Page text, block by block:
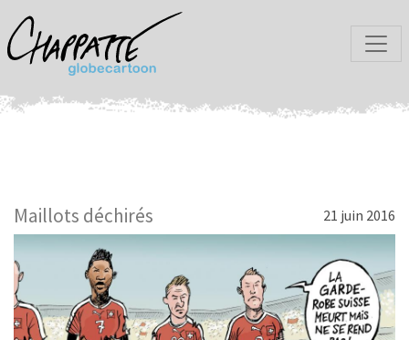
Maillots déchirés 21 juin 2016